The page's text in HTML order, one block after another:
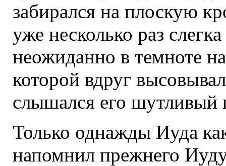
забирался на плоскую
уже несколько раз
неожиданно в темноте
которой вдруг
слышался его шутливый
Только однажды Иуда
напомнил прежнего